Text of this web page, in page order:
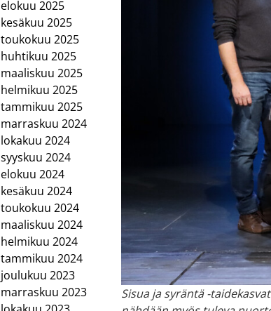
elokuu 2025
kesäkuu 2025
toukokuu 2025
huhtikuu 2025
maaliskuu 2025
helmikuu 2025
tammikuu 2025
marraskuu 2024
lokakuu 2024
syyskuu 2024
elokuu 2024
kesäkuu 2024
toukokuu 2024
maaliskuu 2024
helmikuu 2024
tammikuu 2024
joulukuu 2023
marraskuu 2023
Sisua ja syräntä -